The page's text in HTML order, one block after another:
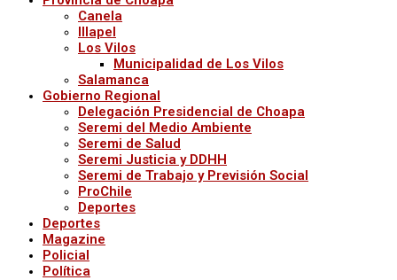
Canela
Illapel
Los Vilos
Municipalidad de Los Vilos
Salamanca
Gobierno Regional
Delegación Presidencial de Choapa
Seremi del Medio Ambiente
Seremi de Salud
Seremi Justicia y DDHH
Seremi de Trabajo y Previsión Social
ProChile
Deportes
Deportes
Magazine
Policial
Política